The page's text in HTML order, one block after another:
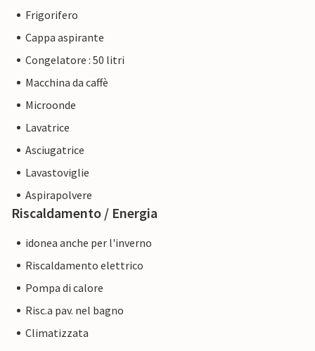
Frigorifero
Cappa aspirante
Congelatore : 50 litri
Macchina da caffè
Microonde
Lavatrice
Asciugatrice
Lavastoviglie
Aspirapolvere
Riscaldamento / Energia
idonea anche per l'inverno
Riscaldamento elettrico
Pompa di calore
Risc.a pav. nel bagno
Climatizzata